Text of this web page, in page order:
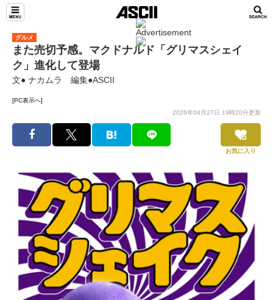
グルメ
また売切予感。マクドナルド「グリマスシェイ
ク」進化して登場
文● ナカムラ 編集●ASCII
[PC表示へ]
2026年04月27日 19時20分更新
お気に入り